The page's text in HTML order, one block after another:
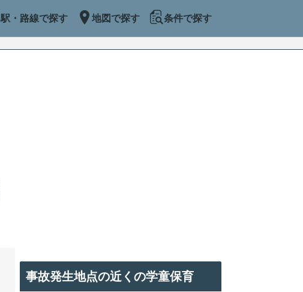
駅・路線で探す 地図で探す 条件で探す
事故発生地点の近くの学童保育